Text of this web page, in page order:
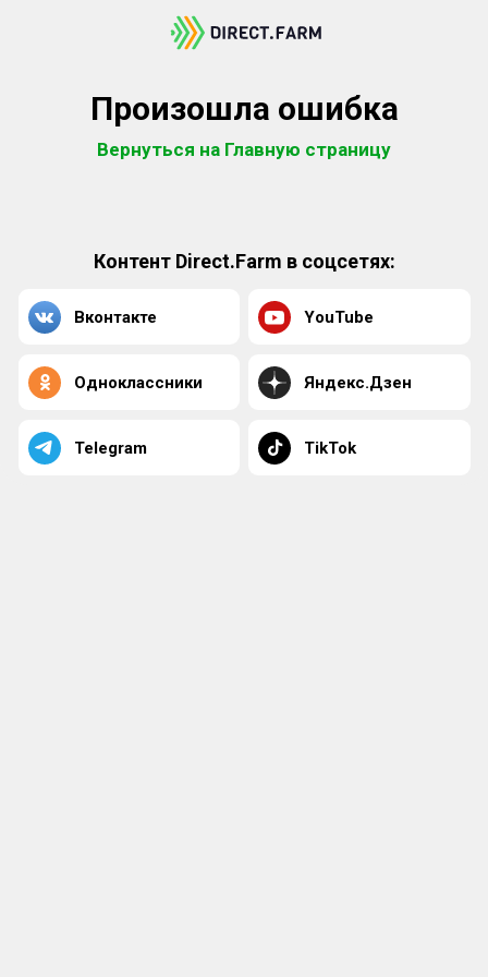
Произошла ошибка
Вернуться на Главную страницу
Контент Direct.Farm в соцсетях:
Вконтакте YouTube
Одноклассники Яндекс.Дзен
Telegram TikTok